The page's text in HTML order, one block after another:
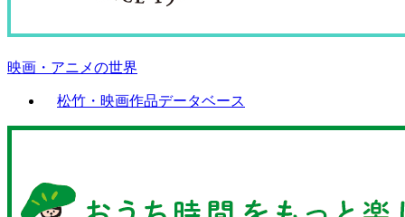
映画・アニメの世界
松竹・映画作品データベース